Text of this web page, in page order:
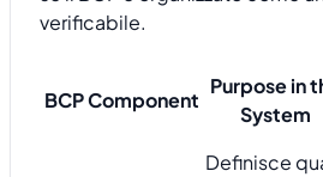
verificabile.
BCP Component
Purpose in
System
Definisce